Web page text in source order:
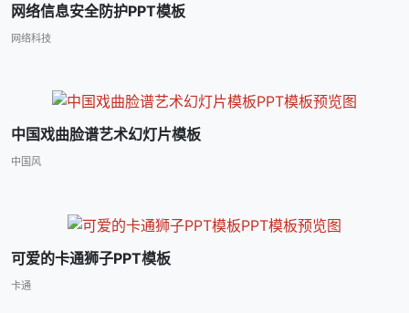
网络信息安全防护PPT模板
网络科技
中国戏曲脸谱艺术幻灯片模板
中国风
可爱的卡通狮子PPT模板
卡通